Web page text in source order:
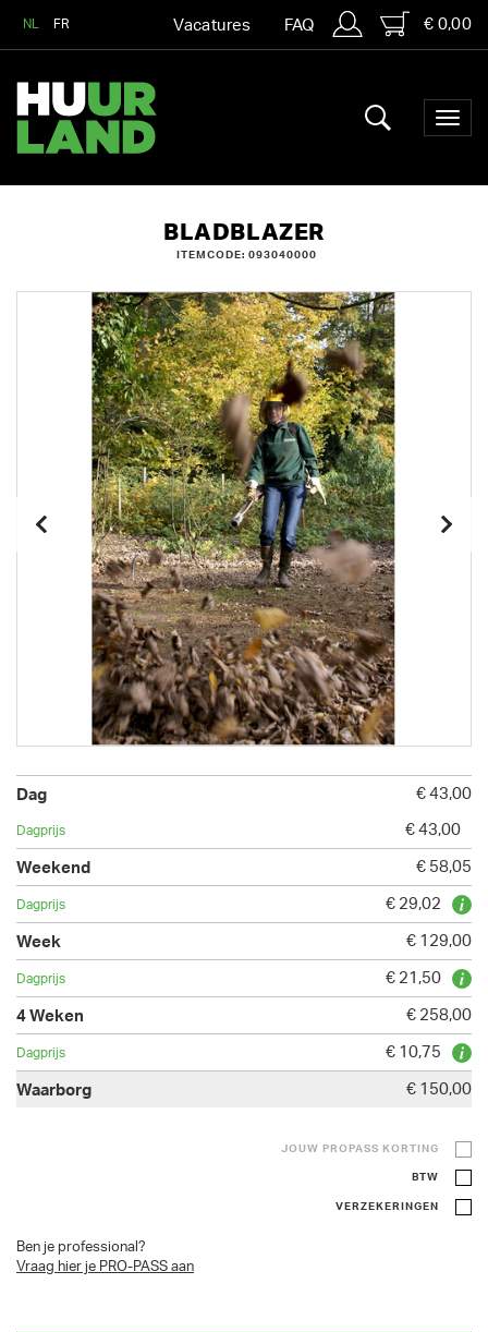
NL FR Vacatures FAQ € 0,00
BLADBLAZER
ITEMCODE: 093040000
€ 43,00
€ 43,00
€ 58,05
€ 29,02
€ 129,00
€ 21,50
€ 258,00
€ 10,75
€ 150,00
JOUW PROPASS KORTING
BTW
VERZEKERINGEN
Ben je professional?
Vraag hier je PRO-PASS aan